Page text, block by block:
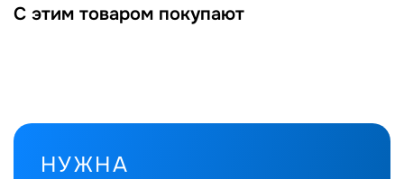
С этим товаром покупают
НУЖНА